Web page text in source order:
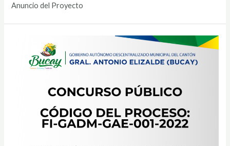
Anuncio del Proyecto